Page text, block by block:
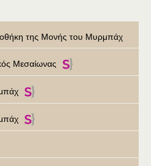
της Μονής του Μυρμπάχ
Μεσαίωνας